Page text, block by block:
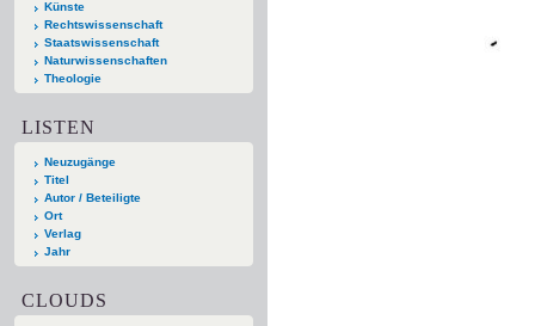
Künste
Rechtswissenschaft
Staatswissenschaft
Naturwissenschaften
Theologie
LISTEN
Neuzugänge
Titel
Autor / Beteiligte
Ort
Verlag
Jahr
CLOUDS